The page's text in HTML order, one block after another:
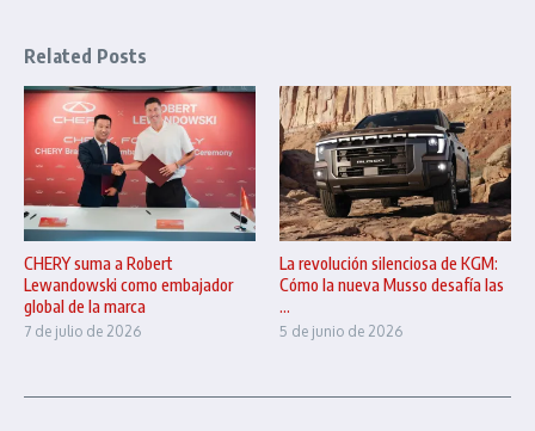
Related Posts
CHERY suma a Robert
Lewandowski como embajador
global de la marca
7 de julio de 2026
La revolución silenciosa de KGM:
Cómo la nueva Musso desafía las
...
5 de junio de 2026